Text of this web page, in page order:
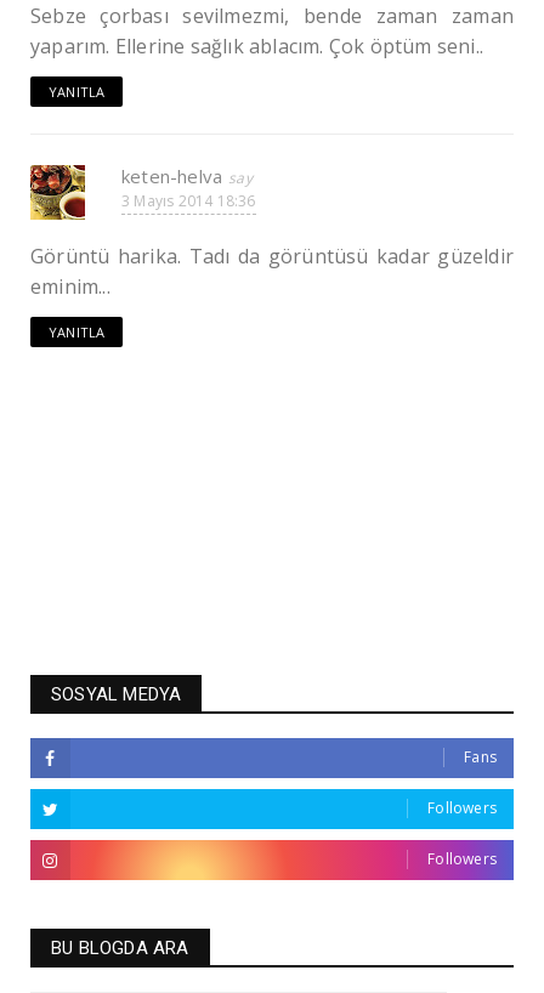
Sebze çorbası sevilmezmi, bende zaman zaman
yaparım. Ellerine sağlık ablacım. Çok öptüm seni..
YANITLA
keten-helva
3 Mayıs 2014 18:36
Görüntü harika. Tadı da görüntüsü kadar güzeldir
eminim...
YANITLA
SOSYAL MEDYA
Fans
Followers
Followers
BU BLOGDA ARA